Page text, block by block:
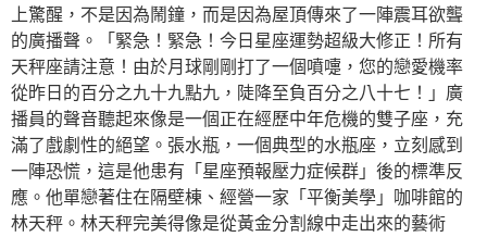
上驚醒，不是因為鬧鐘，而是因為屋頂傳來了一陣震耳欲聾
的廣播聲。「緊急！緊急！今日星座運勢超級大修正！所有
天秤座請注意！由於月球剛剛打了一個噴嚏，您的戀愛機率
從昨日的百分之九十九點九，陡降至負百分之八十七！」廣
播員的聲音聽起來像是一個正在經歷中年危機的雙子座，充
滿了戲劇性的絕望。張水瓶，一個典型的水瓶座，立刻感到
一陣恐慌，這是他患有「星座預報壓力症候群」後的標準反
應。他單戀著住在隔壁棟、經營一家「平衡美學」咖啡館的
林天秤。林天秤完美得像是從黃金分割線中走出來的藝術